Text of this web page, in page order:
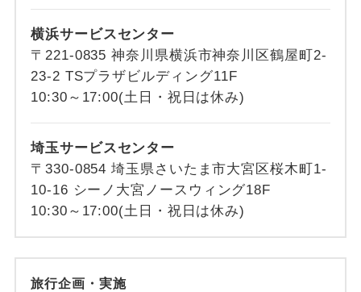
横浜サービスセンター
〒221-0835 神奈川県横浜市神奈川区鶴屋町2-
23-2 TSプラザビルディング11F
10:30～17:00(土日・祝日は休み)
埼玉サービスセンター
〒330-0854 埼玉県さいたま市大宮区桜木町1-
10-16 シーノ大宮ノースウィング18F
10:30～17:00(土日・祝日は休み)
旅行企画・実施